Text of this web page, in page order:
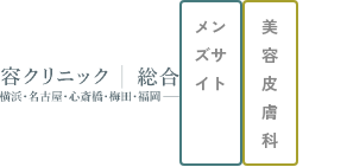
メン
ズサ
イト
美
容
皮
膚
科